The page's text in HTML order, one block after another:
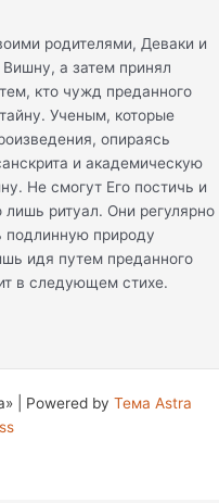
родителями, Деваки и
а затем принял
кто чужд преданного
Ученым, которые
опираясь
и академическую
Не смогут Его постичь и
ритуал. Они регулярно
подлинную природу
идя путем преданного
в следующем стихе.
| Powered by Тема Astra